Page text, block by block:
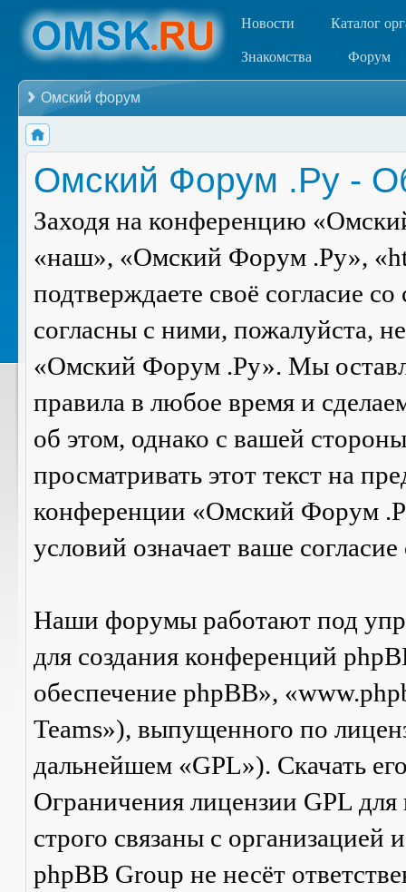
Новости Каталог
Знакомства Форум
Омский форум
Омский Форум .Ру -
Заходя на конференцию
«наш», «Омский Форум .Ру»,
подтверждаете своё согласие
согласны с ними, пожалуйста,
«Омский Форум .Ру». Мы
правила в любое время и
об этом, однако с вашей
просматривать этот текст на
конференции «Омский Форум
условий означает ваше
Наши форумы работают под
для создания конференций
обеспечение phpBB»,
Teams»), выпущенного по
дальнейшем «GPL»). Скачать
Ограничения лицензии GPL
строго связаны с
phpBB Group не несёт